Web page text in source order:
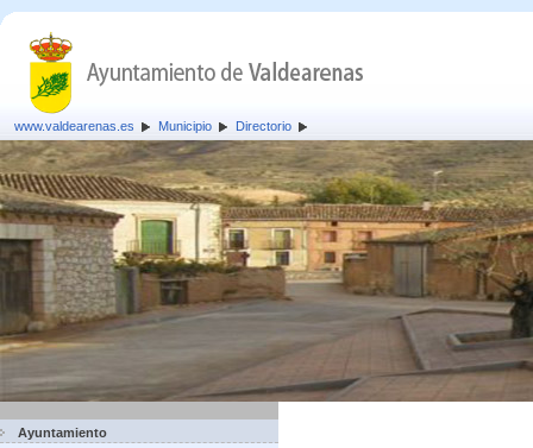
www.valdearenas.es Municipio Directorio
Ayuntamiento